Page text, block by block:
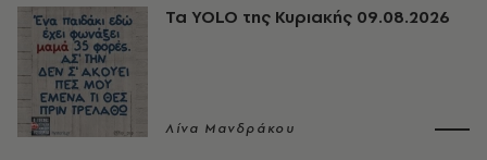
Τα YOLO της Κυριακής 09.08.2026
Λίνα Μανδράκου